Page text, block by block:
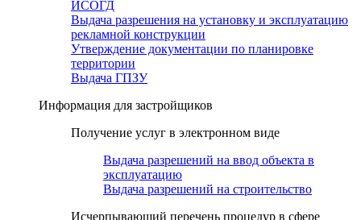
ИСОГД
Выдача разрешения на установку и эксплуатацию
рекламной конструкции
Утверждение документации по планировке
территории
Выдача ГПЗУ
Информация для застройщиков
Получение услуг в электронном виде
Выдача разрешений на ввод объекта в
эксплуатацию
Выдача разрешений на строительство
Исчерпывающий перечень процедур в сфере